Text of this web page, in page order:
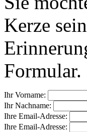
Kerze
Formular.
Ihr Vorname:
Ihr Nachname:
Ihre Email-Adresse:
Ihre Email-Adresse: